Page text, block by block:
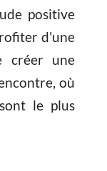
positive
d'une
créer une
où
le plus